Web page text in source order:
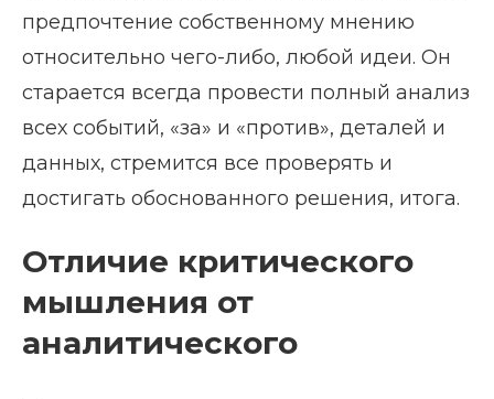
предпочтение собственному мнению
относительно чего-либо, любой идеи. Он
старается всегда провести полный анализ
всех событий, «за» и «против», деталей и
данных, стремится все проверять и
достигать обоснованного решения, итога.
Отличие критического
мышления от
аналитического